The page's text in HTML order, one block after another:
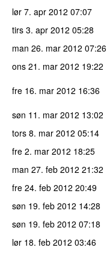
lør 7. apr 2012 07:07
tirs 3. apr 2012 05:28
man 26. mar 2012 07:26
ons 21. mar 2012 19:22
fre 16. mar 2012 16:36
søn 11. mar 2012 13:02
tors 8. mar 2012 05:14
fre 2. mar 2012 18:25
man 27. feb 2012 21:32
fre 24. feb 2012 20:49
søn 19. feb 2012 14:28
søn 19. feb 2012 07:18
lør 18. feb 2012 03:46